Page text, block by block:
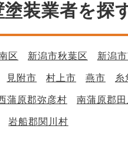
装業者を探
区 新潟市秋葉区 新潟
見附市 村上市 燕市 糸
蒲原郡弥彦村 南蒲原郡
岩船郡関川村